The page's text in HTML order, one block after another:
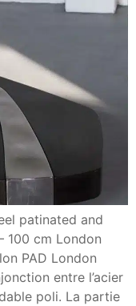
patinated and
100 cm London
PAD London
entre l’acier
poli. La partie